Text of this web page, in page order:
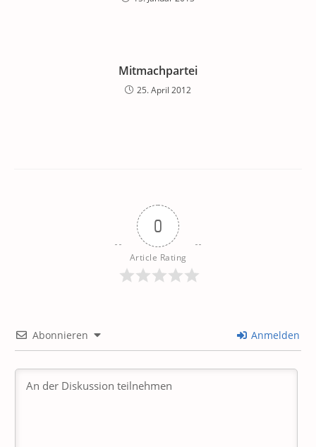
Mitmachpartei
25. April 2012
0
Article Rating
Abonnieren Anmelden